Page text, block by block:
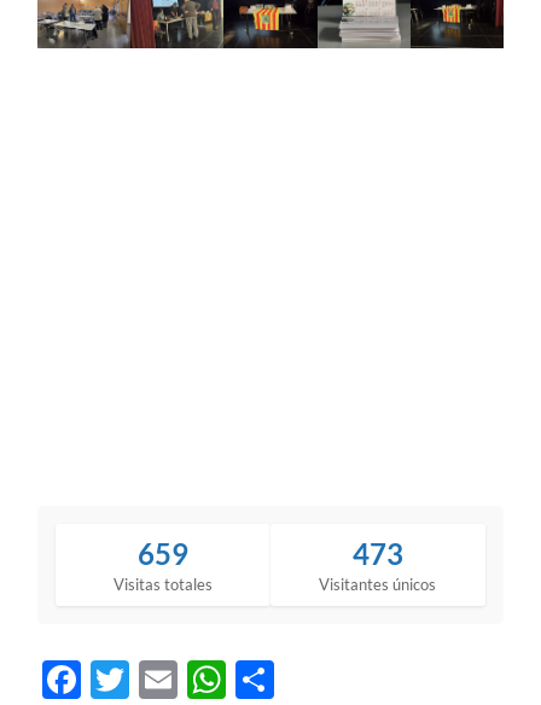
659
Visitas totales
473
Visitantes únicos
Facebook
Twitter
EmailWhatsApp